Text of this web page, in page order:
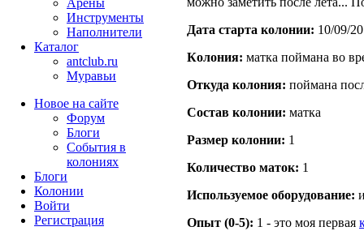
Дата старта кoлонии: 10/09/
Кoлония: матка поймана во
Откуда кoлония: поймана
Состав кoлонии: матка
Размер кoлонии: 1
Количество маток: 1
Используемое оборудование:
Опыт (0-5): 1 - это моя первая
Арены
Инструменты
Наполнители
Каталог
antclub.ru
Муравьи
Новое на сайте
Форум
Блоги
События в
колониях
Блоги
Колонии
Войти
Peгиcтpaция